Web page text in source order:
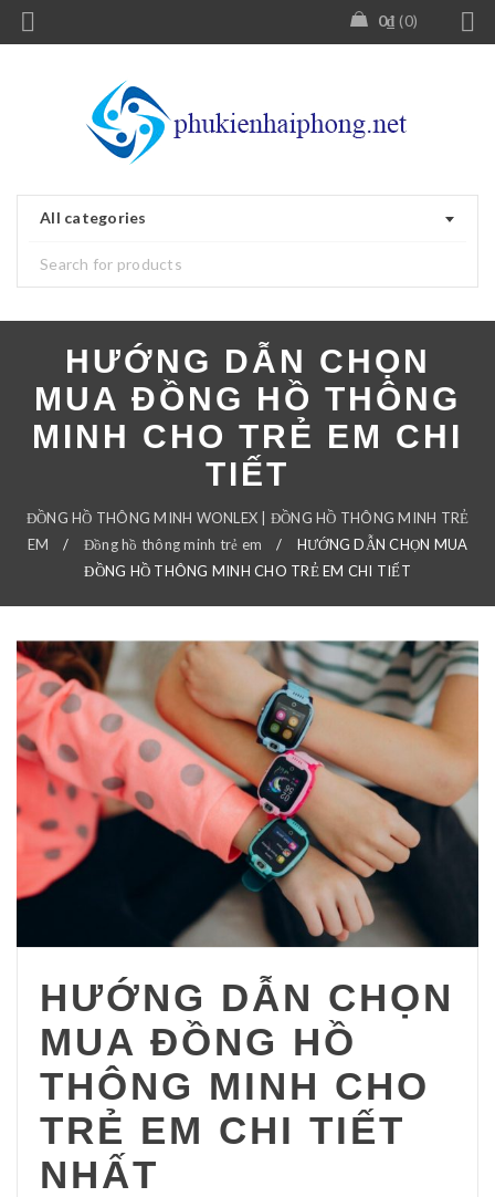
0₫ 0
All categories
HƯỚNG DẪN CHỌN
MUA ĐỒNG HỒ THÔNG
MINH CHO TRẺ EM CHI
TIẾT
ĐỒNG HỒ THÔNG MINH WONLEX | ĐỒNG HỒ THÔNG MINH TRẺ
EM
/ Đồng hồ thông minh trẻ em /
HƯỚNG DẪN CHỌN MUA
ĐỒNG HỒ THÔNG MINH CHO TRẺ EM CHI TIẾT
HƯỚNG DẪN CHỌN
MUA ĐỒNG HỒ
THÔNG MINH CHO
TRẺ EM CHI TIẾT
NHẤT